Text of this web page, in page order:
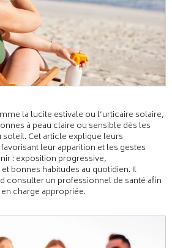
la lucite estivale ou l’urticaire solaire,
à peau claire ou sensible dès les
Cet article explique leurs
leur apparition et les gestes
: exposition progressive,
bonnes habitudes au quotidien. Il
consulter un professionnel de santé afin
charge appropriée.